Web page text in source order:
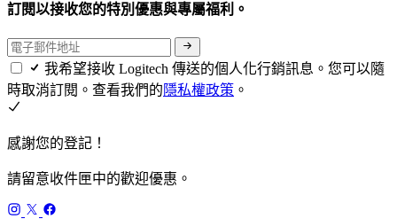
訂閱以接收您的特別優惠與專屬福利。
我希望接收 Logitech 傳送的個人化行銷訊息。您可以隨
時取消訂閱。查看我們的隱私權政策 。
感謝您的登記！
請留意收件匣中的歡迎優惠。